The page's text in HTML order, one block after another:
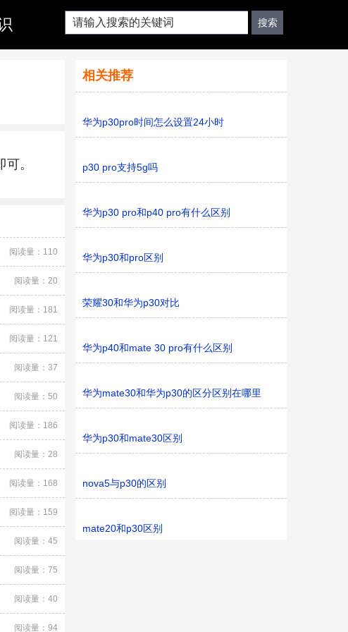
。
阅读量：110
阅读量：20
阅读量：181
阅读量：121
阅读量：37
阅读量：50
阅读量：186
阅读量：28
阅读量：168
阅读量：159
阅读量：45
阅读量：75
阅读量：40
阅读量：94
相关推荐
华为p30pro时间怎么设置24小时
p30 pro支持5g吗
华为p30 pro和p40 pro有什么区别
华为p30和pro区别
荣耀30和华为p30对比
华为p40和mate 30 pro有什么区别
华为mate30和华为p30的区分区别在哪里
华为p30和mate30区别
nova5与p30的区别
mate20和p30区别